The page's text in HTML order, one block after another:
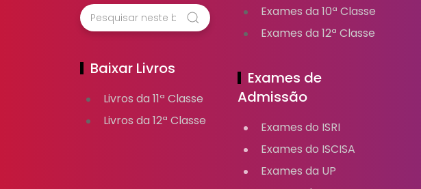
Baixar Livros
Livros da 11ª Classe
Livros da 12ª Classe
Exames da 10ª Classe
Exames da 12ª Classe
Exames de
Admissão
Exames do ISRI
Exames do ISCISA
Exames da UP